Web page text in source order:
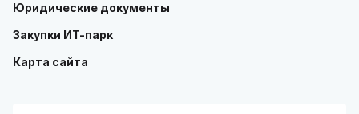
Юридические документы
Закупки ИТ-парк
Карта сайта